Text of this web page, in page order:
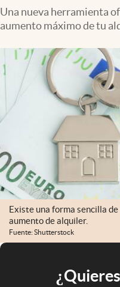
Una nueva herramienta
aumento máximo de tu
Existe una forma sencilla
aumento de alquiler.
Fuente: Shutterstock